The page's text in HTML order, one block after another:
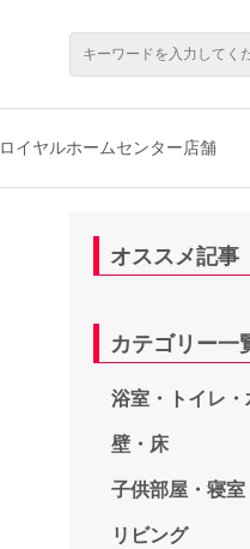
ロイヤルホームセンター店舗
オススメ記事
カテゴリー一
浴室・トイレ・
壁・床
子供部屋・寝室
リビング